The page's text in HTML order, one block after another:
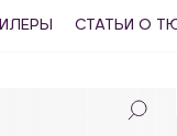
СТАТЬИ О